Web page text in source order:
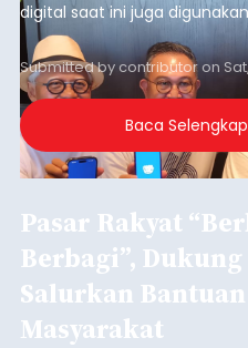
digital saat ini juga
dan mengelola data base
sekolah, salah satunya
Denpasar.
Submitted bycontributoron
Baca
Pasar Rakyat
Berbagi”,
Salurkan
Masyarakat